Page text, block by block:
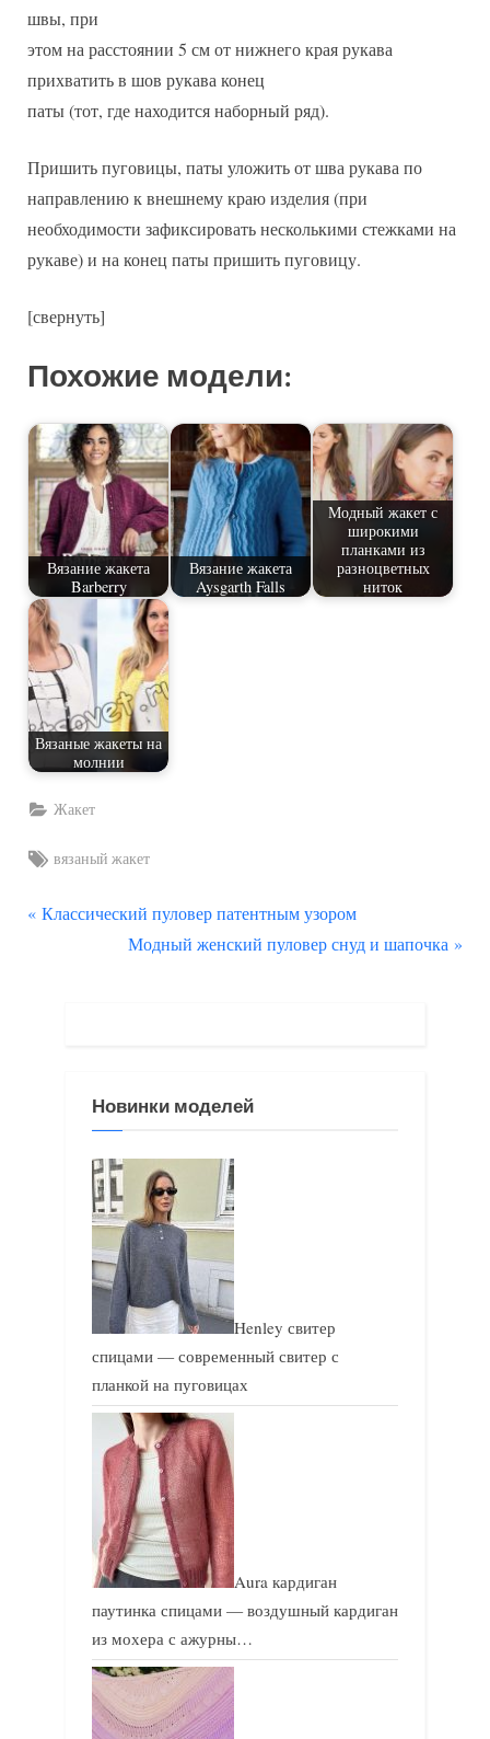
швы, при
этом на расстоянии 5 см от нижнего края рукава
прихватить в шов рукава конец
паты (тот, где находится наборный ряд).
Пришить пуговицы, паты уложить от шва рукава по
направлению к внешнему краю изделия (при
необходимости зафиксировать несколькими стежками на
рукаве) и на конец паты пришить пуговицу.
[свернуть]
Похожие модели:
Вязание жакета
Barberry
Вязание жакета
Aysgarth Falls
Модный жакет с
широкими
планками из
разноцветных
ниток
Вязаные жакеты на
молнии
Жакет
Tags:
вязаный жакет
Навигация
П
Классический пуловер патентным узором
С
а
з
а
п
и
с
:
Модный женский пуловер снуд и шапочка
Новинки моделей
Henley свитер
спицами — современный свитер с
планкой на пуговицах
Aura кардиган
паутинка спицами — воздушный кардиган
из мохера с ажурны…